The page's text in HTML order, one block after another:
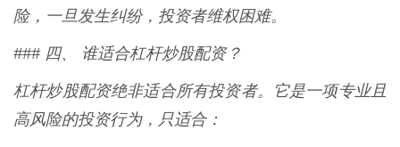
险，一旦发生纠纷，投资者维权困难。
### 四、 谁适合杠杆炒股配资？
杠杆炒股配资绝非适合所有投资者。它是一项专业且
高风险的投资行为，只适合：